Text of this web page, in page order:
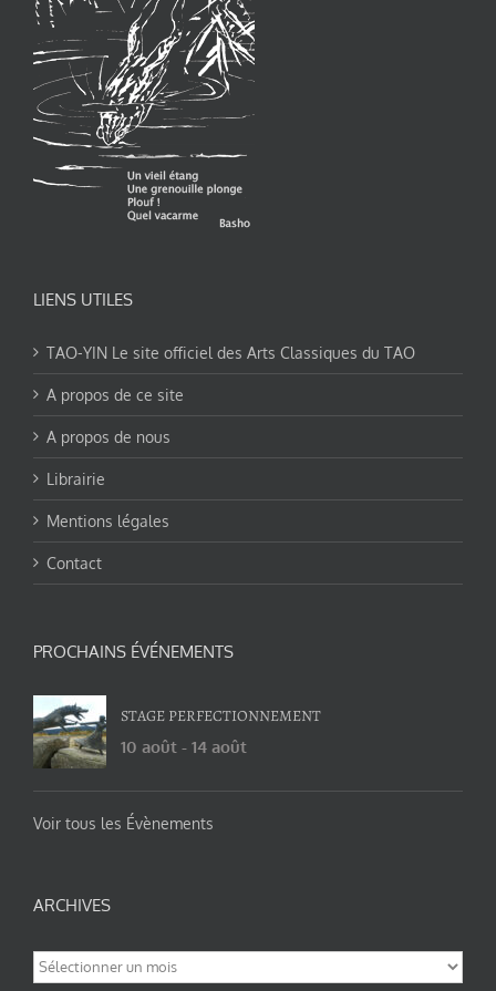
LIENS UTILES
TAO-YIN Le site officiel des Arts Classiques du TAO
A propos de ce site
A propos de nous
Librairie
Mentions légales
Contact
PROCHAINS ÉVÉNEMENTS
STAGE PERFECTIONNEMENT
10 août - 14 août
Voir tous les Évènements
ARCHIVES
Archives